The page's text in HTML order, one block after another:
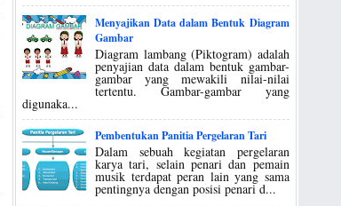
Menyajikan Data dalam Bentuk Diagram
Gambar
Diagram lambang (Piktogram) adalah
penyajian data dalam bentuk gambar-
gambar yang mewakili nilai-nilai
tertentu. Gambar-gambar yang
digunaka...
Pembentukan Panitia Pergelaran Tari
Dalam sebuah kegiatan pergelaran
karya tari, selain penari dan pemain
musik terdapat peran lain yang sama
pentingnya dengan posisi penari d...